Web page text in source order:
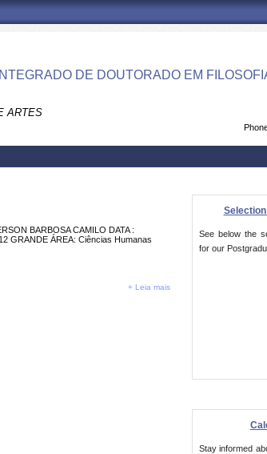
DE DOUTORADO EM
ARTES
BARBOSA CAMILO DATA :
GRANDE ÁREA: Ciências Humanas
+ Leia mais
See below the
for our
Stay informed